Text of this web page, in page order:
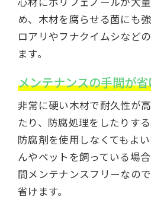
め、木材を腐らせる菌にも
ロアリやフナクイムシなど
ます。
メンテナンスの手間が
非常に硬い木材で耐久性が
たり、防腐処理をしたりす
防腐剤を使用しなくてもよ
んやペットを飼っている場
間メンテナンスフリーなの
省けます。